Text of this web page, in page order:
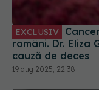
EXCLUSIV
români. Dr. Eliza
cauză de deces
19 aug 2025, 22:38